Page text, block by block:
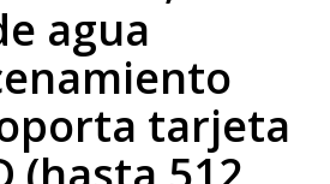
agua
tarjeta